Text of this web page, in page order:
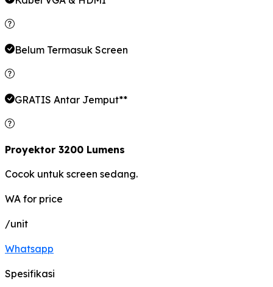
Belum Termasuk Screen
GRATIS Antar Jemput**
Proyektor 3200 Lumens
Cocok untuk screen sedang.
WA for price
/unit
Whatsapp
Spesifikasi